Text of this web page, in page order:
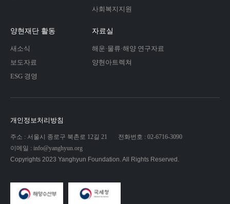
사회복지지원
양현재단 활동
새소식
보도자료
ESG 경영
자료실
해운·물류·해양 연구자료
양현아트렉쳐
개인정보처리방침
주소 : 서울시 종로구 북촌로 12길 21
전화번호 : 02-6716-3090
이메일 : info@yanghyun.org
Copyrights 2023 Yanghyun Foundation. All Rights Reserved.